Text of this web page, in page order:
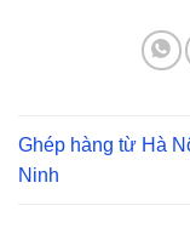
Ghép hàng từ Hà
Ninh